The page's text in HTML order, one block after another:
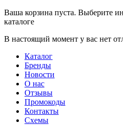
Ваша корзина пуста. Выберите
каталоге
В настоящий момент у вас нет
Каталог
Бренды
Новости
О нас
Отзывы
Промокоды
Контакты
Схемы